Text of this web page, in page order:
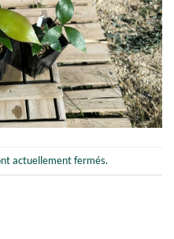
actuellement fermés.